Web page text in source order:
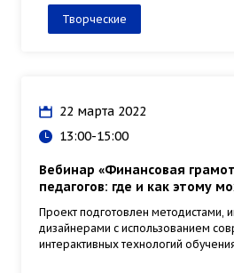
Творческие
22 марта 2022
13:00-15:00
Вебинар «Финансовая
педагогов: где и как этому
Проект подготовлен методистами,
дизайнерами с использованием
интерактивных технологий